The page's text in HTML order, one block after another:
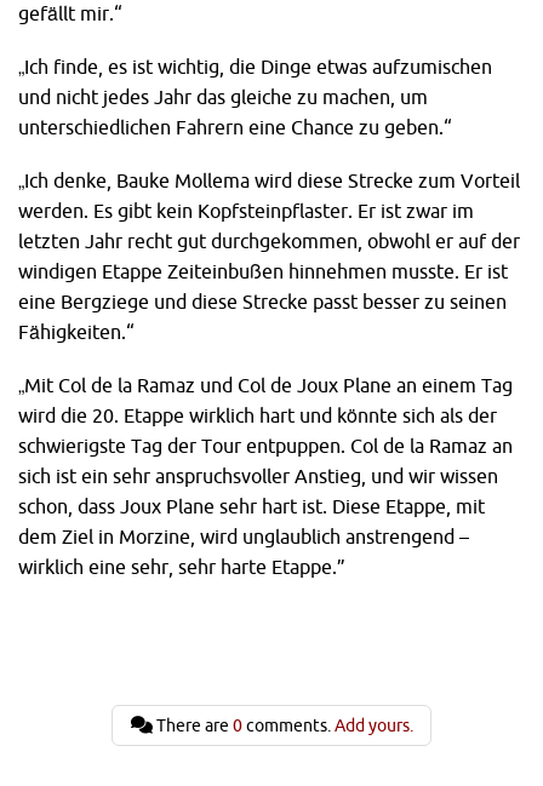
gefällt mir.“
„Ich finde, es ist wichtig, die Dinge etwas aufzumischen
und nicht jedes Jahr das gleiche zu machen, um
unterschiedlichen Fahrern eine Chance zu geben.“
„Ich denke, Bauke Mollema wird diese Strecke zum Vorteil
werden. Es gibt kein Kopfsteinpflaster. Er ist zwar im
letzten Jahr recht gut durchgekommen, obwohl er auf der
windigen Etappe Zeiteinbußen hinnehmen musste. Er ist
eine Bergziege und diese Strecke passt besser zu seinen
Fähigkeiten.“
„Mit Col de la Ramaz und Col de Joux Plane an einem Tag
wird die 20. Etappe wirklich hart und könnte sich als der
schwierigste Tag der Tour entpuppen. Col de la Ramaz an
sich ist ein sehr anspruchsvoller Anstieg, und wir wissen
schon, dass Joux Plane sehr hart ist. Diese Etappe, mit
dem Ziel in Morzine, wird unglaublich anstrengend –
wirklich eine sehr, sehr harte Etappe.”
There are 0comments. Add yours.